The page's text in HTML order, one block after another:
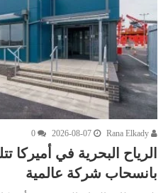
2026-08-07
0
الرياح البحرية في أميركا
بانسحاب شركة عالمية